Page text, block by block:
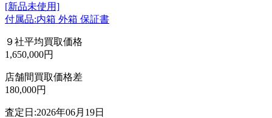
[新品未使用]
付属品:内箱 外箱 保証書
９社平均買取価格
1,650,000円
店舗間買取価格差
180,000円
査定日:2026年06月19日